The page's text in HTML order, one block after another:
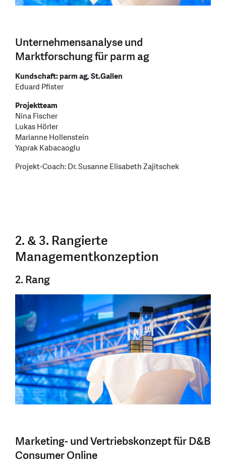
Unternehmensanalyse und
Marktforschung für parm ag
Kundschaft: parm ag, St.Gallen
Eduard Pfister
Projektteam
Nina Fischer
Lukas Hörler
Marianne Hollenstein
Yaprak Kabacaoglu
Projekt-Coach: Dr. Susanne Elisabeth Zajitschek
2. & 3. Rangierte
Managementkonzeption
2. Rang
Marketing- und Vertriebskonzept für D&B
Consumer Online